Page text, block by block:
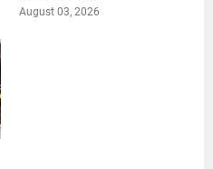
August 03, 2026